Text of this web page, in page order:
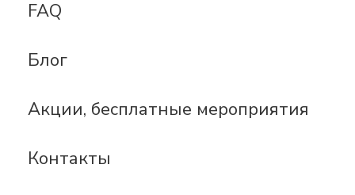
FAQ
Блог
Акции, бесплатные мероприятия
Контакты